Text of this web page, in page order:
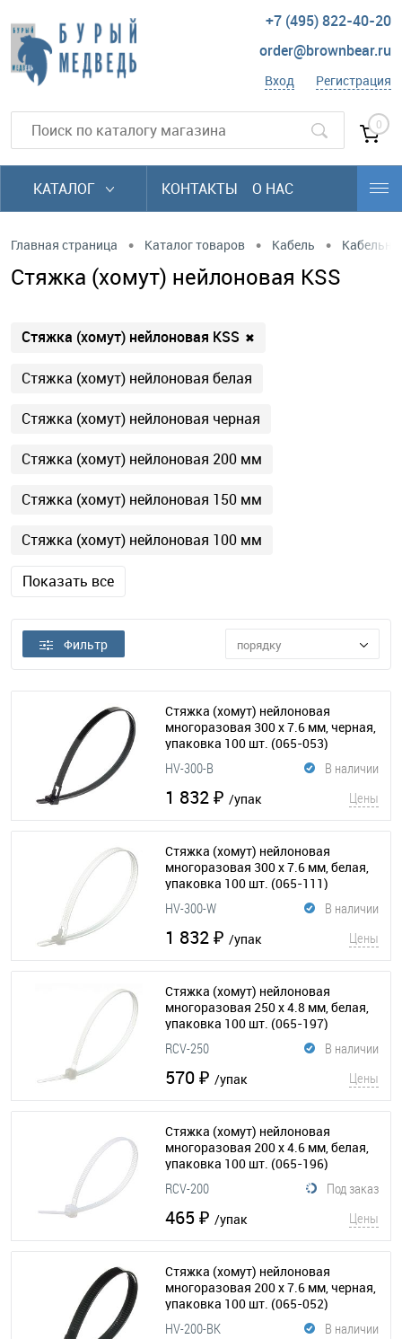
+7 (495) 822-40-20
order@brownbear.ru
Вход Регистрация
0
КАТАЛОГ КОНТАКТЫ О НАС
Главная страница • Каталог товаров • Кабель •
Стяжка (хомут) нейлоновая KSS
Стяжка (хомут) нейлоновая KSS ✖
Стяжка (хомут) нейлоновая белая
Стяжка (хомут) нейлоновая черная
Стяжка (хомут) нейлоновая 200 мм
Стяжка (хомут) нейлоновая 150 мм
Стяжка (хомут) нейлоновая 100 мм
Показать все
Фильтр порядку
Стяжка (хомут) нейлоновая
многоразовая 300 x 7.6 мм, черная,
упаковка 100 шт. (065-053)
В наличии
HV-300-B
1 832 ₽ /упак Цены
Стяжка (хомут) нейлоновая
многоразовая 300 x 7.6 мм, белая,
упаковка 100 шт. (065-111)
В наличии
HV-300-W
1 832 ₽ /упак Цены
Стяжка (хомут) нейлоновая
многоразовая 250 х 4.8 мм, белая,
упаковка 100 шт. (065-197)
В наличии
RCV-250
570 ₽ /упак Цены
Стяжка (хомут) нейлоновая
многоразовая 200 х 4.6 мм, белая,
упаковка 100 шт. (065-196)
Под заказ
RCV-200
465 ₽ /упак Цены
Стяжка (хомут) нейлоновая
многоразовая 200 x 7.6 мм, черная,
упаковка 100 шт. (065-052)
В наличии
HV-200-BK